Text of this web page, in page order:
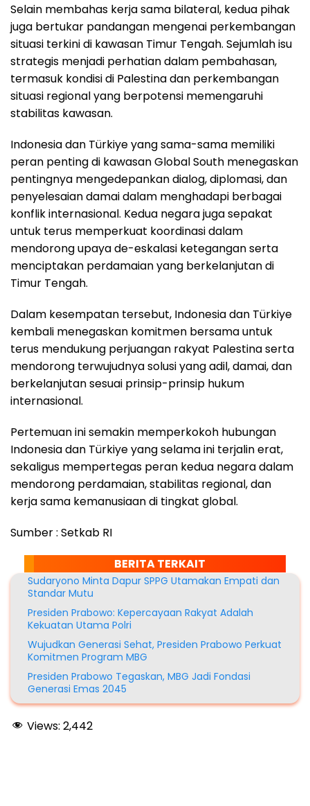
Selain membahas kerja sama bilateral, kedua pihak
juga bertukar pandangan mengenai perkembangan
situasi terkini di kawasan Timur Tengah. Sejumlah isu
strategis menjadi perhatian dalam pembahasan,
termasuk kondisi di Palestina dan perkembangan
situasi regional yang berpotensi memengaruhi
stabilitas kawasan.
Indonesia dan Türkiye yang sama-sama memiliki
peran penting di kawasan Global South menegaskan
pentingnya mengedepankan dialog, diplomasi, dan
penyelesaian damai dalam menghadapi berbagai
konflik internasional. Kedua negara juga sepakat
untuk terus memperkuat koordinasi dalam
mendorong upaya de-eskalasi ketegangan serta
menciptakan perdamaian yang berkelanjutan di
Timur Tengah.
Dalam kesempatan tersebut, Indonesia dan Türkiye
kembali menegaskan komitmen bersama untuk
terus mendukung perjuangan rakyat Palestina serta
mendorong terwujudnya solusi yang adil, damai, dan
berkelanjutan sesuai prinsip-prinsip hukum
internasional.
Pertemuan ini semakin memperkokoh hubungan
Indonesia dan Türkiye yang selama ini terjalin erat,
sekaligus mempertegas peran kedua negara dalam
mendorong perdamaian, stabilitas regional, dan
kerja sama kemanusiaan di tingkat global.
Sumber : Setkab RI
BERITA TERKAIT
Sudaryono Minta Dapur SPPG Utamakan Empati dan
Standar Mutu
Presiden Prabowo: Kepercayaan Rakyat Adalah
Kekuatan Utama Polri
Wujudkan Generasi Sehat, Presiden Prabowo Perkuat
Komitmen Program MBG
Presiden Prabowo Tegaskan, MBG Jadi Fondasi
Generasi Emas 2045
Views: 2,442